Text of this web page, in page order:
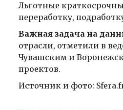
Льготные
переработку,
Важная задача на
отрасли, отметили в
Чувашским и
проектов.
Источник и фото: